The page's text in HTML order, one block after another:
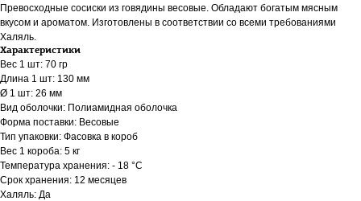
Превосходные сосиски из говядины весовые. Обладают богатым мясным
вкусом и ароматом. Изготовлены в соответствии со всеми требованиями
Халяль.
Характеристики
Вес 1 шт: 70 гр
Длина 1 шт: 130 мм
Ø 1 шт: 26 мм
Вид оболочки: Полиамидная оболочка
Форма поставки: Весовые
Тип упаковки: Фасовка в короб
Вес 1 короба: 5 кг
Температура хранения: - 18 °С
Срок хранения: 12 месяцев
Халяль: Да